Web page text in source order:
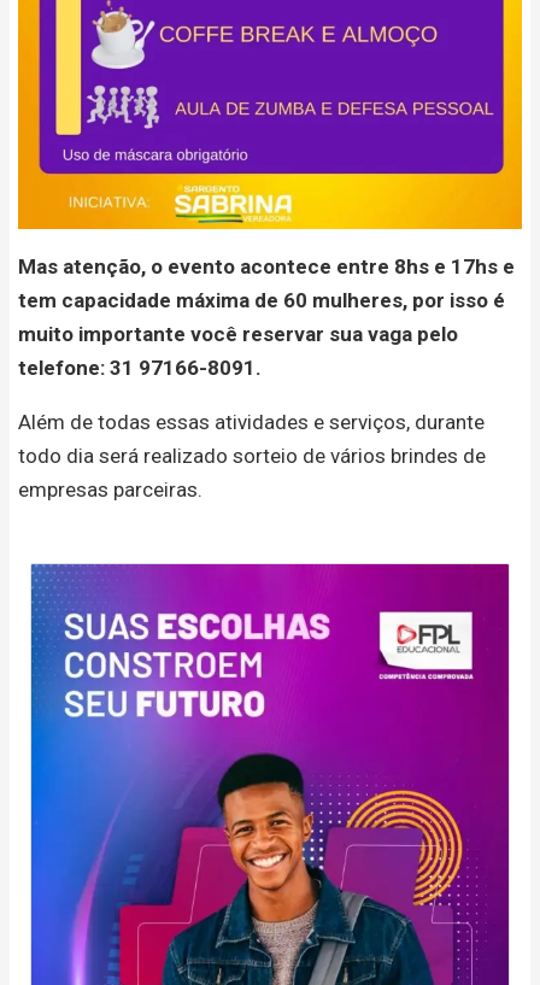
Mas atenção, o evento acontece entre 8hs e 17hs e
tem capacidade máxima de 60 mulheres, por isso é
muito importante você reservar sua vaga pelo
telefone: 31 97166-8091.
Além de todas essas atividades e serviços, durante
todo dia será realizado sorteio de vários brindes de
empresas parceiras.